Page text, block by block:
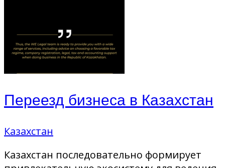
Переезд бизнеса в Казахстан
Казахстан
Казахстан последовательно формирует